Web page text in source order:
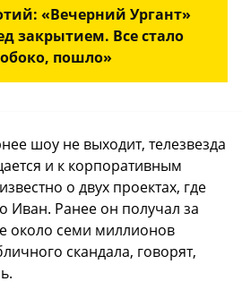
«Вечерний Ургант»
закрытием. Все стало
пошло»
шоу не выходит, телезвезда
и к корпоративным
о двух проектах, где
Ранее он получал за
около семи миллионов
скандала, говорят,